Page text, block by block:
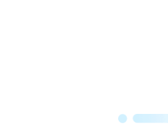
两
区
示
强了